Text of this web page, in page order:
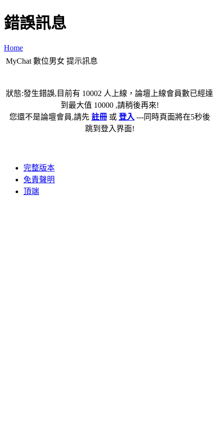
錯誤訊息
Home
MyChat 數位男女 提示訊息
狀態:發生錯誤,目前有 10002 人上線，論壇上線會員數已經達
到最大值 10000 ,請稍後再來!
您還不是論壇會員,請先 註冊或 登入 ---同時頁面將在5秒後
跳到登入界面!
完整版本
免責聲明
頂端